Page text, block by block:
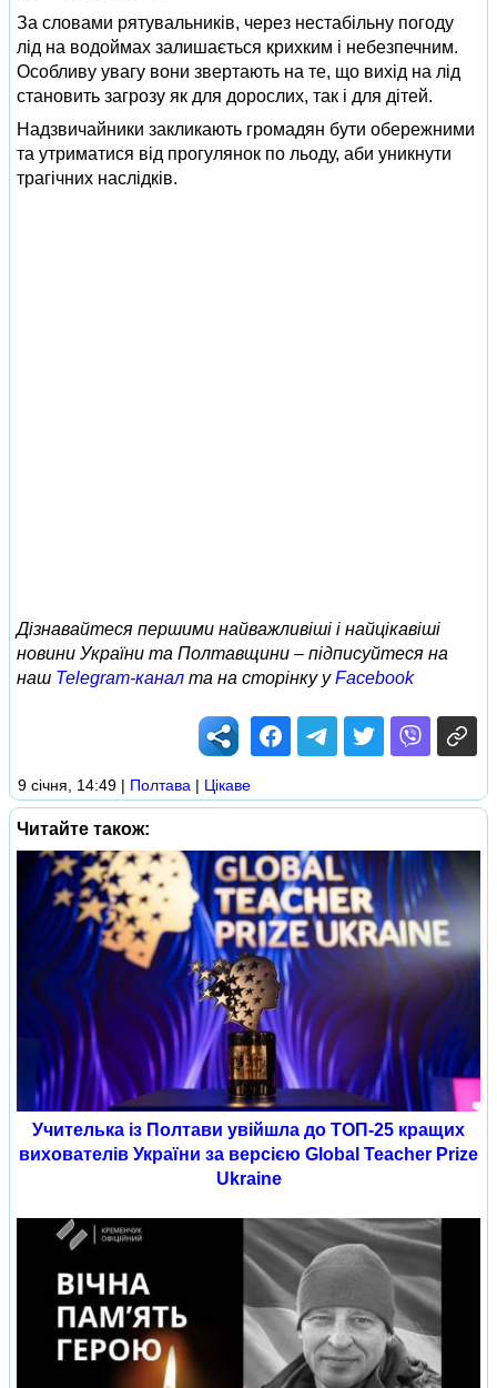
За словами рятувальників, через нестабільну погоду
лід на водоймах залишається крихким і небезпечним.
Особливу увагу вони звертають на те, що вихід на лід
становить загрозу як для дорослих, так і для дітей.
Надзвичайники закликають громадян бути обережними
та утриматися від прогулянок по льоду, аби уникнути
трагічних наслідків.
Дізнавайтеся першими найважливіші і найцікавіші
новини України та Полтавщини – підписуйтеся на
наш Telegram-канал та на сторінку уFacebook
9 січня, 14:49 | Полтава | Цікаве
Читайте також:
Учителька із Полтави увійшла до ТОП-25 кращих
вихователів України за версією Global Teacher Prize
Ukraine